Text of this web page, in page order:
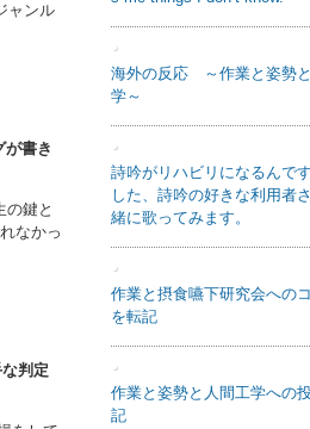
ャンル
書き
鍵と
なかっ
判定
セミナー会場 東京都調布市